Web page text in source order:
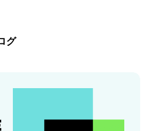
グ